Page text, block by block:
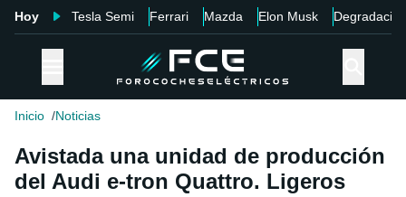
Hoy Tesla Semi Ferrari Mazda Elon Musk Degradación
Inicio Noticias
Avistada una unidad de producción
del Audi e-tron Quattro. Ligeros